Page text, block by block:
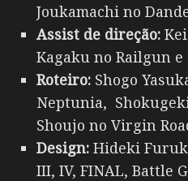
Joukamachi no
Assist de direção:
Kagaku no Railgun
Roteiro: Shogo
Neptunia,
Shoujo no Virgin
Design: Hideki
III, IV, FINAL, Battle